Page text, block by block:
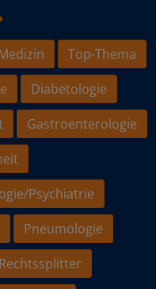
Top-Thema
Diabetologie
Gastroenterologie
Psychiatrie
Pneumologie
Rechtssplitter